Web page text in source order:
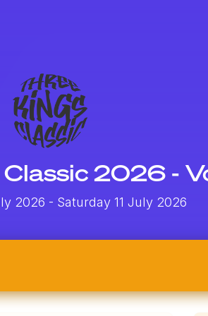
2026 -
2026 - Saturday 11 July 2026